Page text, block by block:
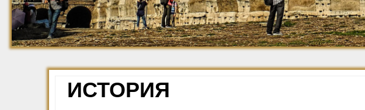
Барокко
ИСТОРИЯ